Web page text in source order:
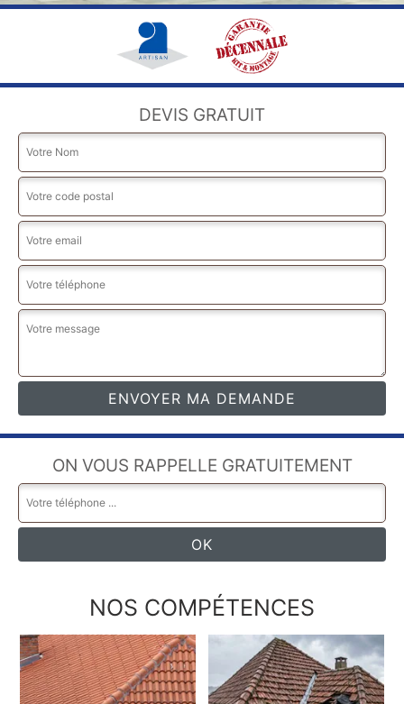
DEVIS GRATUIT
ON VOUS RAPPELLE GRATUITEMENT
NOS COMPÉTENCES